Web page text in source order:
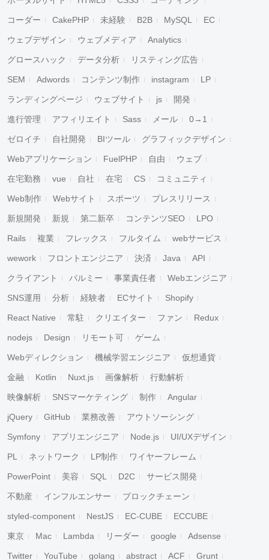
コーダー CakePHP 未経験 B2B MySQL EC
ウェブデザイン ウェブメディア Analytics
グロースハック データ分析 リスティング広告
SEM Adwords コンテンツ制作 instagram LP
ランディングページ ウェブサイト js 開発
進行管理 アフィリエイト Sass メール 0→1
ゼロイチ 自社開発 BIツール グラフィックデザイン
Webアプリケーション FuelPHP 自由 ウェブ
在宅勤務 vue 自社 在宅 CS コミュニティ
Web制作 Webサイト スポーツ プレスリリース
新規開発 新規 第二新卒 コンテンツSEO LPO
Rails 複業 フレックス フルタイム webサービス
wework フロントエンジニア 決済 Java API
クライアント パルミー 事業責任者 Webエンジニア
SNS運用 分析 経験者 ECサイト Shopify
React Native 常駐 クリエイター ファン Redux
nodejs Design リモート可 ゲーム
Webディレクション 機械学習エンジニア 仮想通貨
金融 Kotlin Nuxt.js 画像解析 行動解析
映像解析 SNSマーケティング 制作 Angular
jQuery GitHub 業務改善 アウトソーシング
Symfony アプリエンジニア Node.js UI/UXデザイン
PL ネットワーク LP制作 ワイヤーフレーム
PowerPoint 美容 SQL D2C サービス開発
不動産 インフルエンサー ブロックチェーン
styled-component NestJS EC-CUBE ECCUBE
東京 Mac Lambda リーダー google Adsense
Twitter YouTube golang abstract ACF Grunt